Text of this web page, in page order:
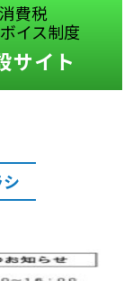
消費税
イス制度
サイト